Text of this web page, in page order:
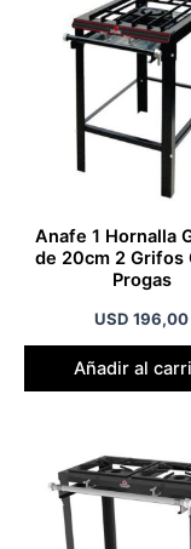
Anafe 1 Hornalla
de 20cm 2 Grifos
Progas
USD 196,00
Añadir al